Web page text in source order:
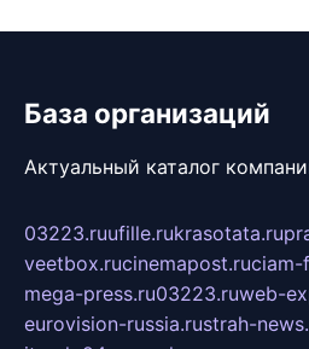
База организаций
Актуальный каталог
03223.ruufille.rukrasotata.ru
veetbox.rucinemapost.ruciam-
mega-press.ru03223.ruweb-
eurovision-russia.rustrah-